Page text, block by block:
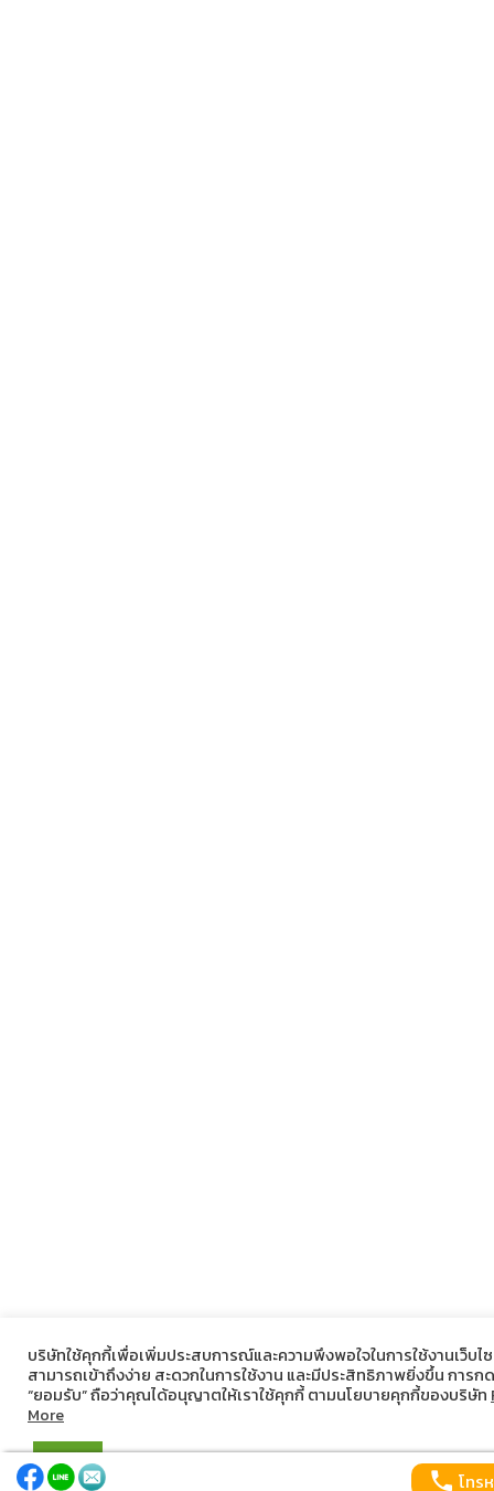
บริษัทใช้คุกกี้เพื่อเพิ่มประสบการณ์และความพึงพอใจในการใช้งานเว็บไ
สามารถเข้าถึงง่าย สะดวกในการใช้งาน และมีประสิทธิภาพยิ่งขึ้น การกด
“ยอมรับ” ถือว่าคุณได้อนุญาตให้เราใช้คุกกี้ ตามนโยบายคุกกี้ของบริษัท
More
ยอมรับ
โทร